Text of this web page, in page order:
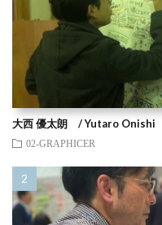
大西 優太朗 / Yutaro Onishi
02-GRAPHICER